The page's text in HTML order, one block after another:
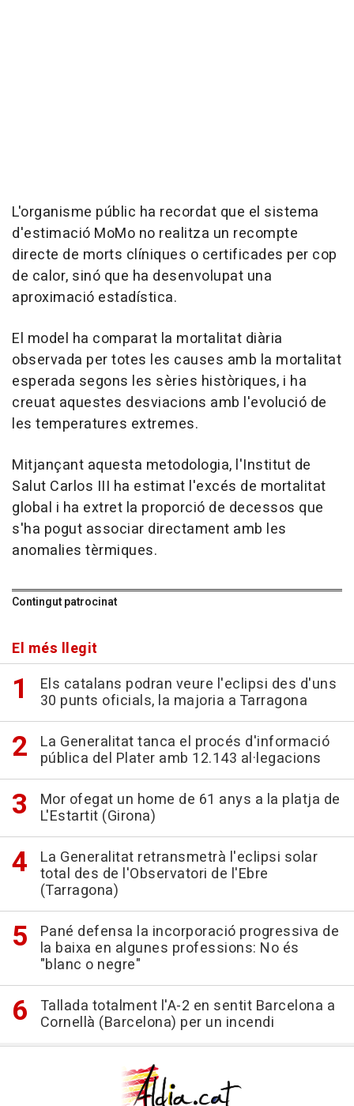
L'organisme públic ha recordat que el sistema
d'estimació MoMo no realitza un recompte
directe de morts clíniques o certificades per cop
de calor, sinó que ha desenvolupat una
aproximació estadística.
El model ha comparat la mortalitat diària
observada per totes les causes amb la mortalitat
esperada segons les sèries històriques, i ha
creuat aquestes desviacions amb l'evolució de
les temperatures extremes.
Mitjançant aquesta metodologia, l'Institut de
Salut Carlos III ha estimat l'excés de mortalitat
global i ha extret la proporció de decessos que
s'ha pogut associar directament amb les
anomalies tèrmiques.
Contingut patrocinat
El més llegit
Els catalans podran veure l'eclipsi des d'uns
30 punts oficials, la majoria a Tarragona
La Generalitat tanca el procés d'informació
pública del Plater amb 12.143 al·legacions
Mor ofegat un home de 61 anys a la platja de
L'Estartit (Girona)
La Generalitat retransmetrà l'eclipsi solar
total des de l'Observatori de l'Ebre
(Tarragona)
Pané defensa la incorporació progressiva de
la baixa en algunes professions: No és
"blanc o negre"
Tallada totalment l'A-2 en sentit Barcelona a
Cornellà (Barcelona) per un incendi